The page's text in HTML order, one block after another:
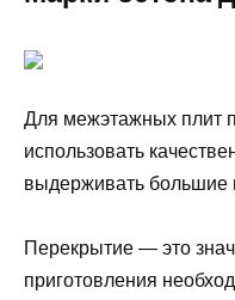
Для межэтажных плит
использовать
выдерживать большие
Перекрытие — это
приготовления